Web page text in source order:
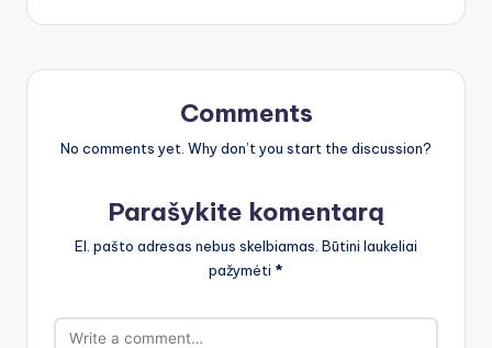
Comments
No comments yet. Why don’t you start the discussion?
Parašykite komentarą
El. pašto adresas nebus skelbiamas. Būtini laukeliai
pažymėti *